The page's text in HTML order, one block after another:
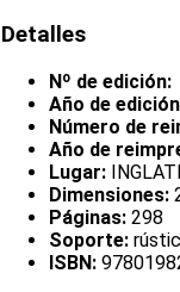
Detalles
Nº de edición:
Año de
Número de
Año de
Lugar:
Dimensiones:
Páginas: 298
Soporte:
ISBN: